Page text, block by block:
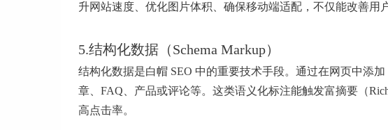
升网站速度、优化图片体积、确保移动端适配，不仅能改善用
5.结构化数据（Schema Markup）
结构化数据是白帽 SEO 中的重要技术手段。通过在网页中添
章、FAQ、产品或评论等。这类语义化标注能触发富摘要（
高点击率。